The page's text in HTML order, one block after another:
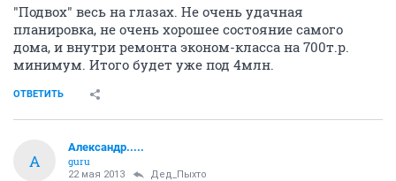
"Подвох" весь на глазах. Не очень удачная
планировка, не очень хорошее состояние самого
дома, и внутри ремонта эконом-класса на 700т.р.
минимум. Итого будет уже под 4млн.
ОТВЕТИТЬ
А
Александр.....
guru
22 мая 2013 Дед_Пыхто